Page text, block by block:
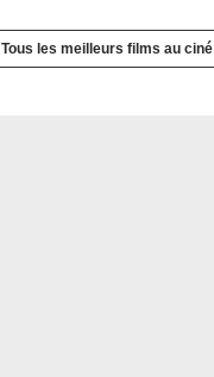
Tous les meilleurs films au ciné